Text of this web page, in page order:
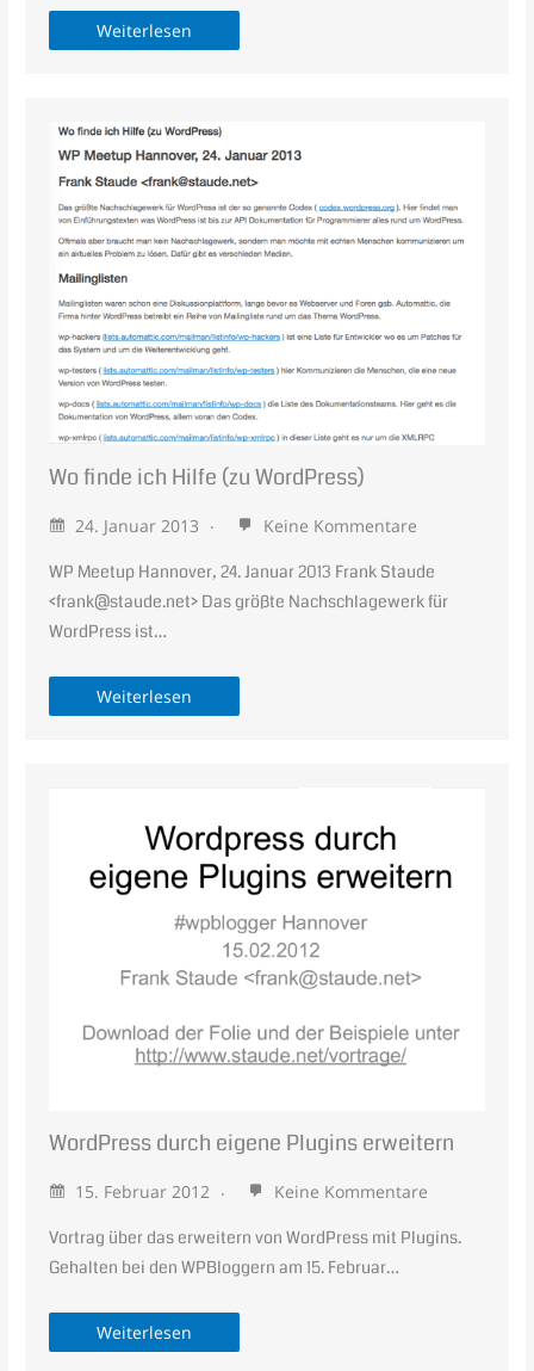
Weiterlesen
Wo finde ich Hilfe (zu WordPress)
24. Januar 2013 Keine Kommentare
WP Meetup Hannover, 24. Januar 2013 Frank Staude
<frank@staude.net> Das größte Nachschlagewerk für
WordPress ist…
Weiterlesen
WordPress durch eigene Plugins erweitern
15. Februar 2012 Keine Kommentare
Vortrag über das erweitern von WordPress mit Plugins.
Gehalten bei den WPBloggern am 15. Februar…
Weiterlesen